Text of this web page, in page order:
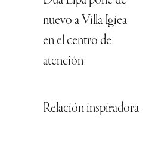
nuevo a Villa Igiea
en el centro de
atención
Relación inspiradora